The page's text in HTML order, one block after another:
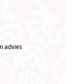
advies